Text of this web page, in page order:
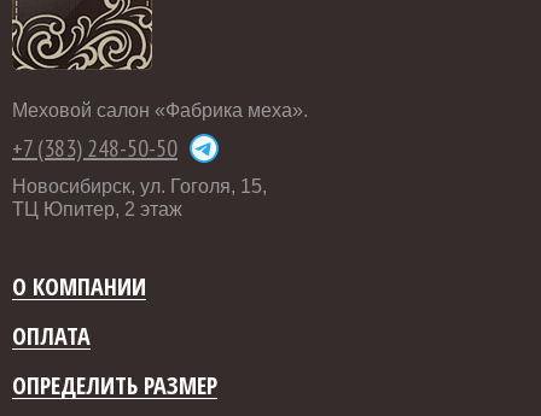
Меховой салон «Фабрика меха».
+7 (383) 248-50-50
Новосибирск, ул. Гоголя, 15,
ТЦ Юпитер, 2 этаж
О КОМПАНИИ
ОПЛАТА
ОПРЕДЕЛИТЬ РАЗМЕР